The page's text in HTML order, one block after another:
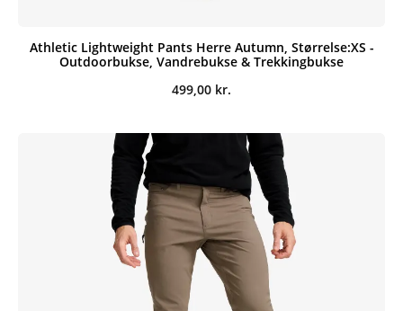
Athletic Lightweight Pants Herre Autumn, Størrelse:XS -
Outdoorbukse, Vandrebukse & Trekkingbukse
499,00 kr.